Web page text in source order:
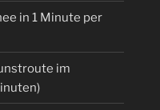
in 1 Minute per
im